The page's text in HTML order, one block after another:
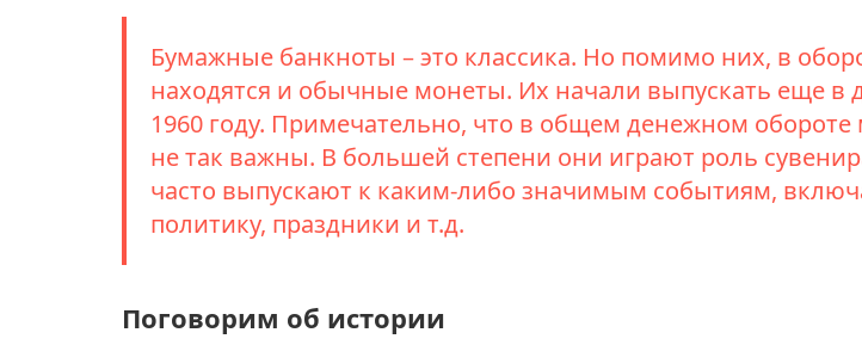
Бумажные банкноты – это классика. Но помимо них, в
находятся и обычные монеты. Их начали выпускать еще в
1960 году. Примечательно, что в общем денежном
не так важны. В большей степени они играют роль
часто выпускают к каким-либо значимым событиям,
политику, праздники и т.д.
Поговорим об истории